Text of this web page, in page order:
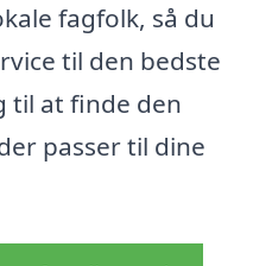
fagfolk, så du
til den bedste
til at finde den
passer til dine